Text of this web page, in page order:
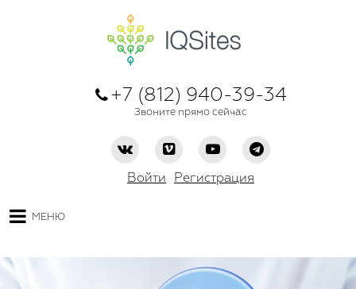
+7 (812) 940-39-34
Звоните прямо сейчас
Войти Регистрация
МЕНЮ